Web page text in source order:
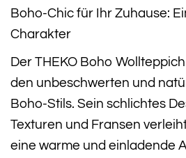
Boho-Chic für Ihr Zuhause:
Charakter
Der THEKO Boho
den unbeschwerten und
Boho-Stils. Sein schlichtes
Texturen und Fransen
eine warme und einladende